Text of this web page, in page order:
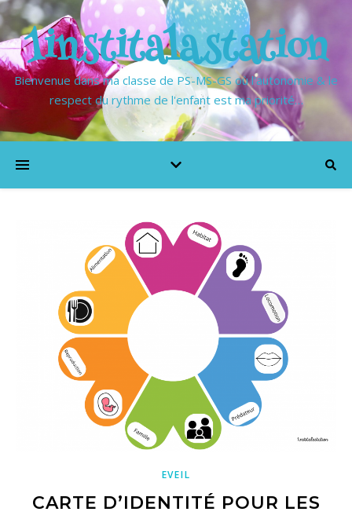
1institalastation
Bienvenue dans ma classe de PS-MS-GS où l'autonomie & le
respect du rythme de l'enfant est ma priorité…
EVEIL
CARTE D’IDENTITÉ POUR LES